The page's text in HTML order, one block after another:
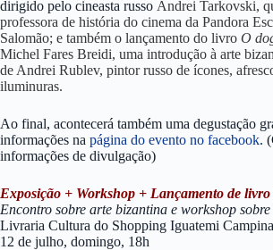
dirigido pelo cineasta russo Andrei Tarkovski,
professora de história do cinema da Pandora
Salomão; e também o lançamento do livro O
Michel Fares Breidi, uma introdução à arte
de Andrei Rublev, pintor russo de ícones,
iluminuras.
Ao final, acontecerá também uma degustação
informações na página do evento no facebook.
informações de divulgação)
Exposição + Workshop + Lançamento de
Encontro sobre arte bizantina e workshop
Livraria Cultura do Shopping Iguatemi
12 de julho, domingo, 18h